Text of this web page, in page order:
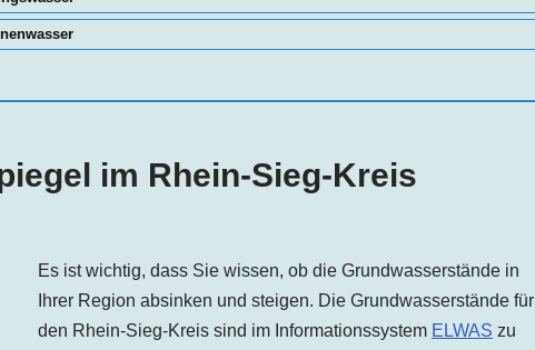
im Rhein-Sieg-Kreis
Es ist wichtig, dass Sie wissen, ob die Grundwasserstände in
Ihrer Region absinken und steigen. Die Grundwasserstände für
den Rhein-Sieg-Kreis sind im Informationssystem ELWAS zu